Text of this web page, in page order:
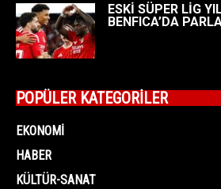
ESKİ SÜPER LİG
BENFICA’DA
POPÜLER KATEGORİLER
EKONOMI
HABER
KÜLTÜR-SANAT